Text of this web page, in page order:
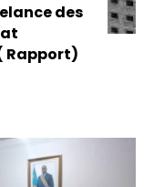
des
Rapport)